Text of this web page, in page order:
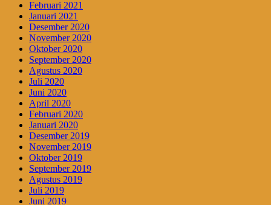
Februari 2021
Januari 2021
Desember 2020
November 2020
Oktober 2020
September 2020
Agustus 2020
Juli 2020
Juni 2020
April 2020
Februari 2020
Januari 2020
Desember 2019
November 2019
Oktober 2019
September 2019
Agustus 2019
Juli 2019
Juni 2019